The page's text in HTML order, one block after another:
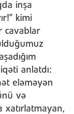
inşa
kimi
cavablar
anlatdı:
eləməyən
və
xatırlatmayan,